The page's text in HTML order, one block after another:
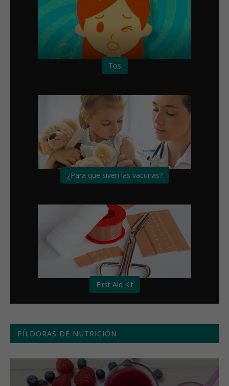
Tos
¿Para que siven las vacunas?
First Aid Kit
PÍLDORAS DE NUTRICIÓN